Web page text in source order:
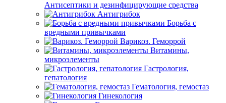
Антисептики и дезинфицирующие средства
Антигрибок
Борьба с
вредными привычками
Варикоз. Геморрой
Витамины,
микроэлементы
Гастрология,
гепатология
Гематология, гемостаз
Гинекология